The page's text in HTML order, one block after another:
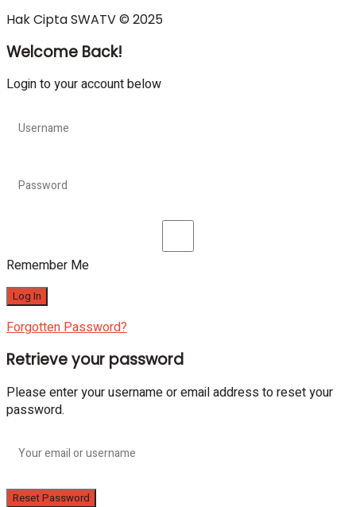
Hak Cipta SWATV © 2025
Welcome Back!
Login to your account below
Remember Me
Forgotten Password?
Retrieve your password
Please enter your username or email address to reset your
password.